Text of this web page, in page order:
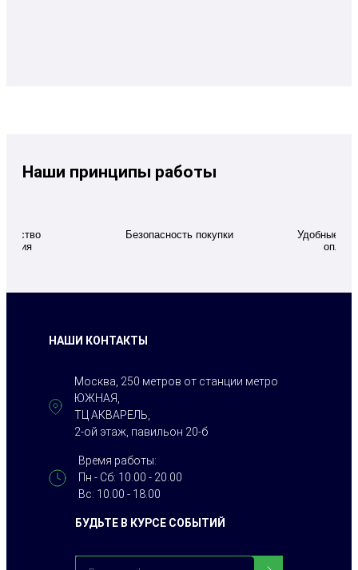
Наши принципы работы
Безопасность покупки
Удобные
БУДЬТЕ В КУРСЕ СОБЫТИЙ
НАШИ КОНТАКТЫ
Москва, 250 метров от станции метро
ЮЖНАЯ,
ТЦ АКВАРЕЛЬ,
2-ой этаж, павильон 20-б
Время работы:
Пн - Сб: 10.00 - 20.00
Вс: 10.00 - 18.00